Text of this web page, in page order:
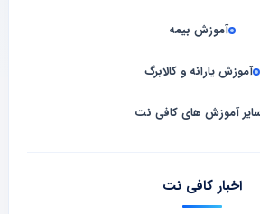
آموزش بیمه
آموزش یارانه و کالابرگ
آموزش های کافی نت
اخبار کافی نت